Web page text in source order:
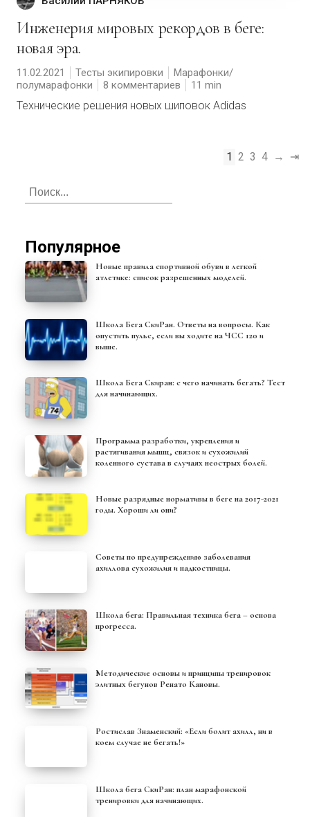
Инженерия мировых рекордов в беге:
новая эра.
11.02.2021 Тесты экипировки
Марафонки/
полумарафонки
8 комментариев 11
Технические решения новых шиповок Adidas
1 2 3 4 → ⇥
Популярное
Новые правила спортивной обуви в легкой
атлетике: список разрешенных моделей.
Школа Бега СкиРан. Ответы на вопросы. Как
опустить пульс, если вы ходите на ЧСС 120 и
выше.
Школа Бега Скиран: с чего начинать бегать? Тест
для начинающих.
Программа разработки, укрепления и
растягивания мышц, связок и сухожилий
коленного сустава в случаях неострых болей.
Новые разрядные нормативы в беге на 2017-2021
годы. Хороши ли они?
Советы по предупреждению заболевания
ахиллова сухожилия и надкостницы.
Школа бега: Правильная техника бега – основа
прогресса.
Методические основы и принципы тренировок
элитных бегунов Ренато Кановы.
Ростислав Знаменский: «Если болит ахилл, ни в
коем случае не бегать!»
Школа бега СкиРан: план марафонской
тренировки для начинающих.